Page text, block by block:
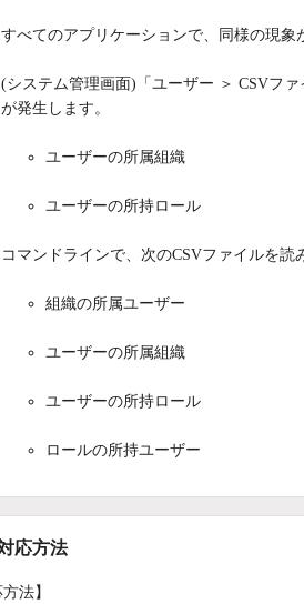
すべてのアプリケーションで、同様の現象
(システム管理画面)「ユーザー ＞ CSVフ
が発生します。
ユーザーの所属組織
ユーザーの所持ロール
コマンドラインで、次のCSVファイルを読
組織の所属ユーザー
ユーザーの所属組織
ユーザーの所持ロール
ロールの所持ユーザー
応方法
法】